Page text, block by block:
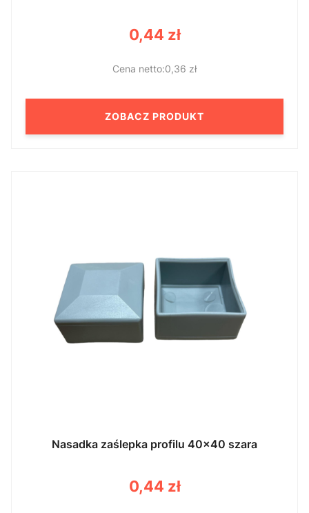
Cena
0,44 zł
0,36 zł
ZOBACZ PRODUKT
Nasadka zaślepka profilu 40x40 szara
Cena
0,44 zł